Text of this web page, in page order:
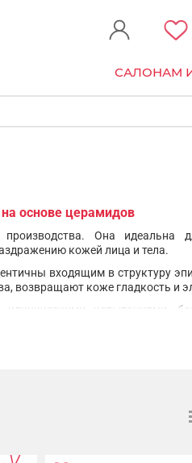
САЛОНАМ
основе церамидов
Она идеальна
кожей лица и тела.
входящим в структуру
возвращают коже гладкость и
испытаниями,